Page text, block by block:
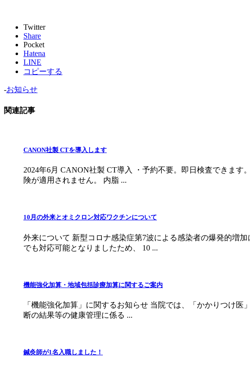
Twitter
Share
Pocket
Hatena
LINE
コピーする
-お知らせ
関連記事
CANON社製 CTを導入します
2024年6月 CANON社製 CT導入 ・予約不要。即日検査できま
険が適用されません。 内脂 ...
10月の外来とオミクロン対応ワクチンについて
外来について 新型コロナ感染症第7波による感染者の爆発的増
でも対応可能となりましたため、 10 ...
機能強化加算・地域包括診療加算に関するご案内
「機能強化加算」に関するお知らせ 当院では、「かかりつけ
断の結果等の健康管理に係る ...
鍼灸師が1名入職しました！